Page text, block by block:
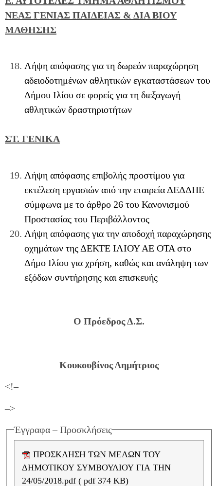
ΝΕΑΣ ΓΕΝΙΑΣ ΠΑΙΔΕΙΑΣ & ΔΙΑ ΒΙΟΥ
ΜΑΘΗΣΗΣ
Λήψη απόφασης για τη δωρεάν παραχώρηση
αδειοδοτημένων αθλητικών εγκαταστάσεων του
Δήμου Ιλίου σε φορείς για τη διεξαγωγή
αθλητικών δραστηριοτήτων
ΣΤ. ΓΕΝΙΚΑ
Λήψη απόφασης επιβολής προστίμου για
εκτέλεση εργασιών από την εταιρεία ΔΕΔΔΗΕ
σύμφωνα με το άρθρο 26 του Κανονισμού
Προστασίας του Περιβάλλοντος
Λήψη απόφασης για την αποδοχή παραχώρησης
οχημάτων της ΔΕΚΤΕ ΙΛΙΟΥ ΑΕ ΟΤΑ στο
Δήμο Ιλίου για χρήση, καθώς και ανάληψη των
εξόδων συντήρησης και επισκευής
Ο Πρόεδρος Δ.Σ.
Κουκουβίνος Δημήτριος
<!–
–>
Έγγραφα – Προσκλήσεις
ΔΗΜΟΤΙΚΟΥ ΣΥΜΒΟΥΛΙΟΥ ΓΙΑ ΤΗΝ
24/05/2018.pdf ( pdf 374 KB)